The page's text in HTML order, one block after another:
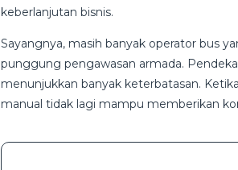
keberlanjutan bisnis.
Sayangnya, masih banyak operator bus
punggung pengawasan armada.
menunjukkan banyak keterbatasan.
manual tidak lagi mampu memberikan